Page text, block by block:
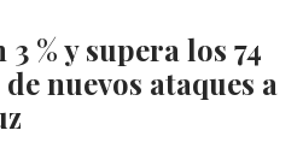
% y supera los 74
nuevos ataques a